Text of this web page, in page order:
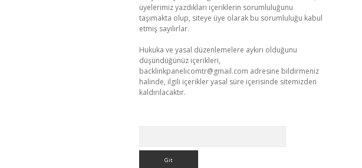
üyelerimiz yazdıkları içeriklerin sorumluluğunu
taşımakta olup, siteye üye olarak bu sorumluluğu kabul
etmiş sayılırlar.
Hukuka ve yasal düzenlemelere aykırı olduğunu
düşündüğünüz içerikleri,
backlinkpanelicomtr@gmail.com adresine bildirmeniz
halinde, ilgili içerikler yasal süre içerisinde sitemizden
kaldırılacaktır.